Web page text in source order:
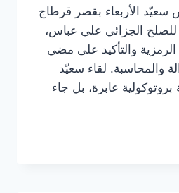
الأربعاء بقصر قرطاج
للصلح الجزائي علي عباس،
والتأكيد على مضي
والمحاسبة. لقاء سعيّد
عابرة، بل جاء